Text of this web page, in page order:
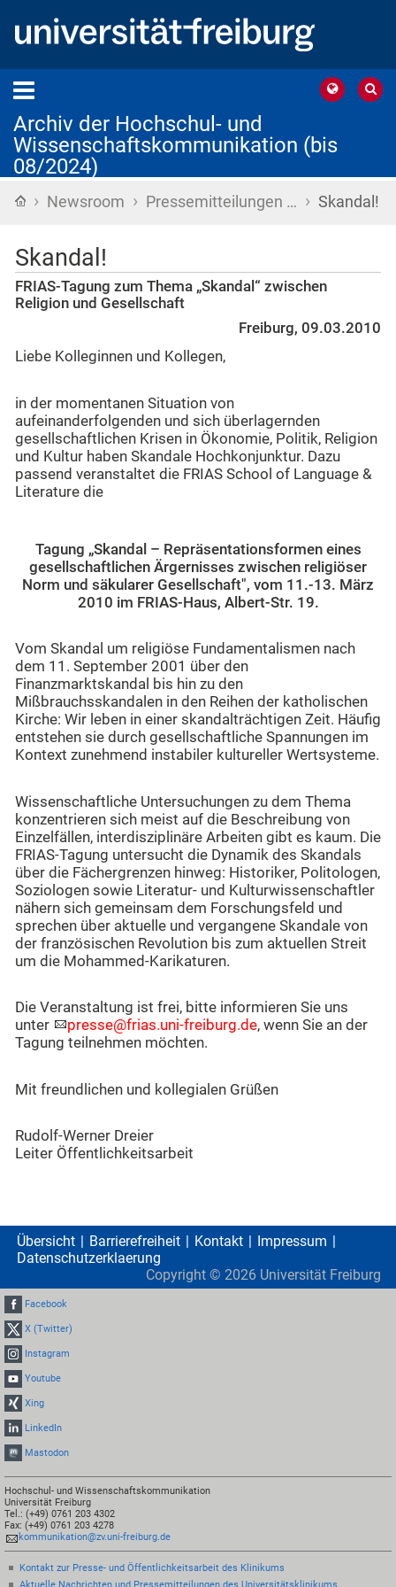
Archiv der Hochschul- und
Wissenschaftskommunikation (bis
08/2024)
Startseite
› Newsroom › Pressemitteilungen … › Skandal!
Skandal!
FRIAS-Tagung zum Thema „Skandal“ zwischen
Religion und Gesellschaft
Freiburg, 09.03.2010
Liebe Kolleginnen und Kollegen,
in der momentanen Situation von
aufeinanderfolgenden und sich überlagernden
gesellschaftlichen Krisen in Ökonomie, Politik, Religion
und Kultur haben Skandale Hochkonjunktur. Dazu
passend veranstaltet die FRIAS School of Language &
Literature die
Tagung „Skandal – Repräsentationsformen eines
gesellschaftlichen Ärgernisses zwischen religiöser
Norm und säkularer Gesellschaft", vom 11.-13. März
2010 im FRIAS-Haus, Albert-Str. 19.
Vom Skandal um religiöse Fundamentalismen nach
dem 11. September 2001 über den
Finanzmarktskandal bis hin zu den
Mißbrauchsskandalen in den Reihen der katholischen
Kirche: Wir leben in einer skandalträchtigen Zeit. Häufig
entstehen sie durch gesellschaftliche Spannungen im
Kontext zunehmend instabiler kultureller Wertsysteme.
Wissenschaftliche Untersuchungen zu dem Thema
konzentrieren sich meist auf die Beschreibung von
Einzelfällen, interdisziplinäre Arbeiten gibt es kaum. Die
FRIAS-Tagung untersucht die Dynamik des Skandals
über die Fächergrenzen hinweg: Historiker, Politologen,
Soziologen sowie Literatur- und Kulturwissenschaftler
nähern sich gemeinsam dem Forschungsfeld und
sprechen über aktuelle und vergangene Skandale von
der französischen Revolution bis zum aktuellen Streit
um die Mohammed-Karikaturen.
Die Veranstaltung ist frei, bitte informieren Sie uns
unter
presse@frias.uni-freiburg.de, wenn Sie an der
Tagung teilnehmen möchten.
Mit freundlichen und kollegialen Grüßen
Rudolf-Werner Dreier
Leiter Öffentlichkeitsarbeit
Übersicht Barrierefreiheit Kontakt
Impressum
Datenschutzerklaerung
Copyright © 2026 Universität Freiburg
Facebook
X (Twitter)
Instagram
Youtube
Xing
LinkedIn
Mastodon
Hochschul- und Wissenschaftskommunikation
Universität Freiburg
Tel.: (+49) 0761 203 4302
Fax: (+49) 0761 203 4278
kommunikation@zv.uni-freiburg.de
Kontakt zur Presse- und Öffentlichkeitsarbeit des Klinikums